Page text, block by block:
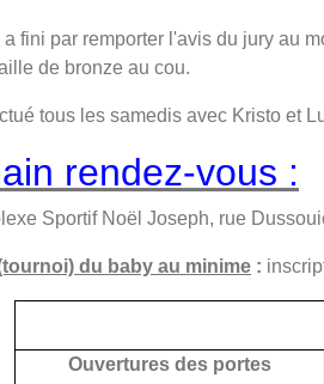
fini par remporter l'avis du jury au
de bronze au cou.
tous les samedis avec Kristo et
rendez-vous :
Sportif Noël Joseph, rue
du baby au minime :
Ouvertures des portes